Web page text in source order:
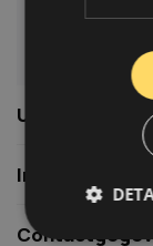
Usefull links
Informatie